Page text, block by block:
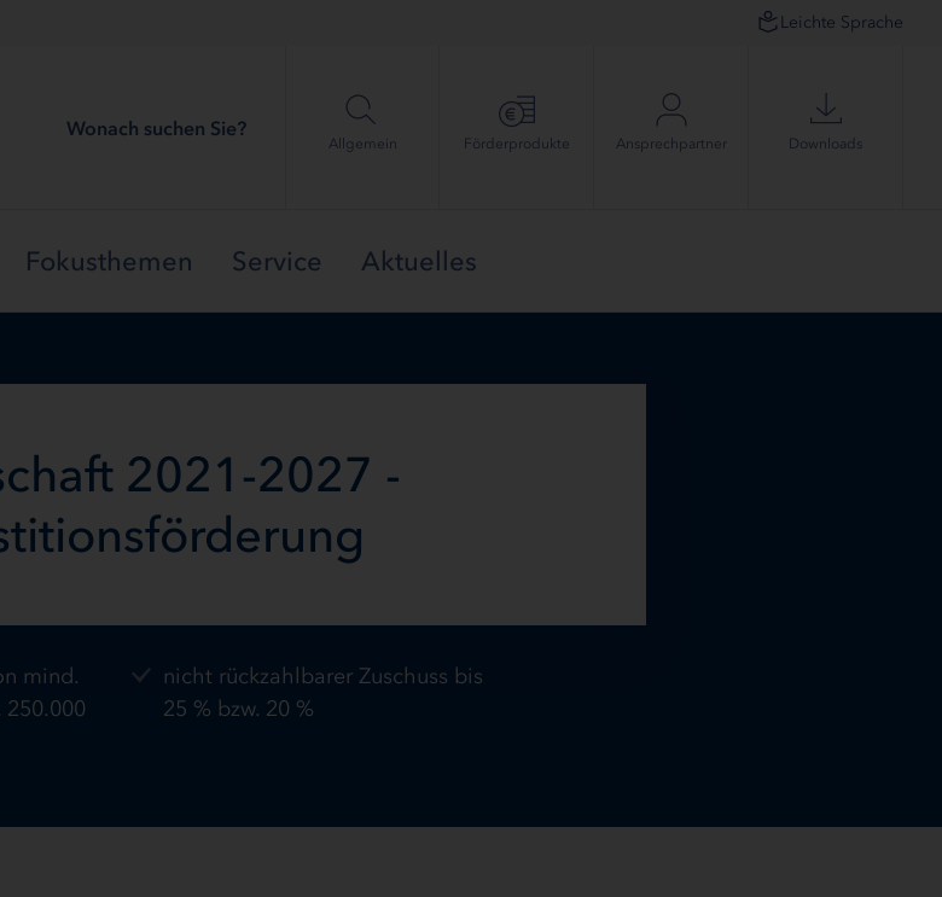
Leichte Sprache
Wonach suchen Sie?
Allgemein Förder­produkte Ansprech­partner Downloads
Fokusthemen Service Aktuelles
2021-2027 -
mind.
250.000
nicht rückzahlbarer Zuschuss bis
25 % bzw. 20 %